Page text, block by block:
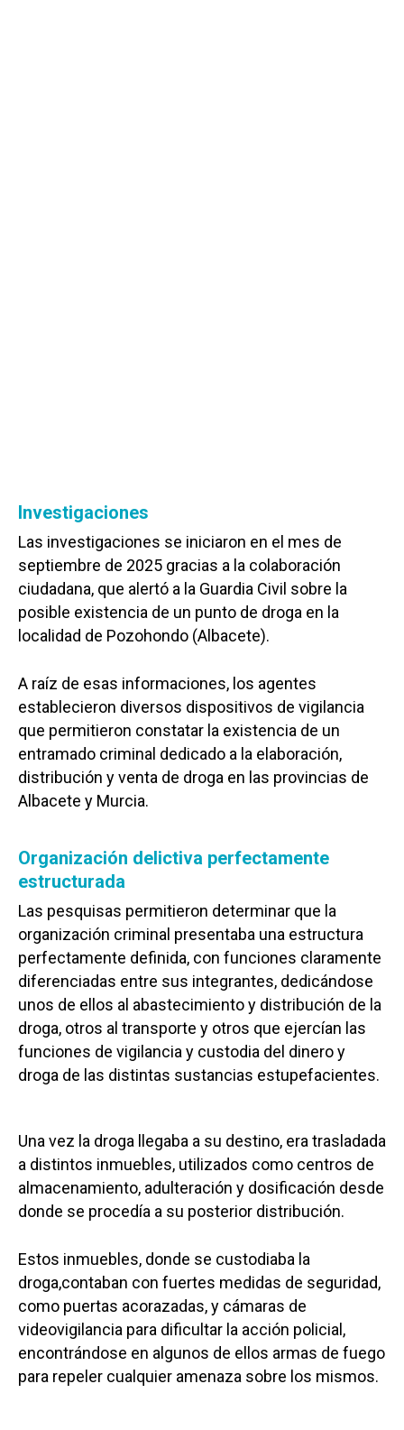
Investigaciones
Las investigaciones se iniciaron en el mes de
septiembre de 2025 gracias a la colaboración
ciudadana, que alertó a la Guardia Civil sobre la
posible existencia de un punto de droga en la
localidad de Pozohondo (Albacete).
A raíz de esas informaciones, los agentes
establecieron diversos dispositivos de vigilancia
que permitieron constatar la existencia de un
entramado criminal dedicado a la elaboración,
distribución y venta de droga en las provincias de
Albacete y Murcia.
Organización delictiva perfectamente
estructurada
Las pesquisas permitieron determinar que la
organización criminal presentaba una estructura
perfectamente definida, con funciones claramente
diferenciadas entre sus integrantes, dedicándose
unos de ellos al abastecimiento y distribución de la
droga, otros al transporte y otros que ejercían las
funciones de vigilancia y custodia del dinero y
droga de las distintas sustancias estupefacientes.
Una vez la droga llegaba a su destino, era trasladada
a distintos inmuebles, utilizados como centros de
almacenamiento, adulteración y dosificación desde
donde se procedía a su posterior distribución.
Estos inmuebles, donde se custodiaba la
droga,contaban con fuertes medidas de seguridad,
como puertas acorazadas, y cámaras de
videovigilancia para dificultar la acción policial,
encontrándose en algunos de ellos armas de fuego
para repeler cualquier amenaza sobre los mismos.